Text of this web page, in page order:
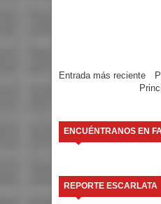
Entrada más reciente
ENCUÉNTRANOS EN
REPORTE ESCARLATA